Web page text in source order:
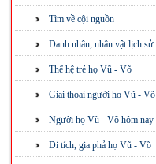
Tìm về cội nguồn
Danh nhân, nhân vật lịch sử
Thế hệ trẻ họ Vũ - Võ
Giai thoại người họ Vũ - Võ
Người họ Vũ - Võ hôm nay
Di tích, gia phả họ Vũ - Võ